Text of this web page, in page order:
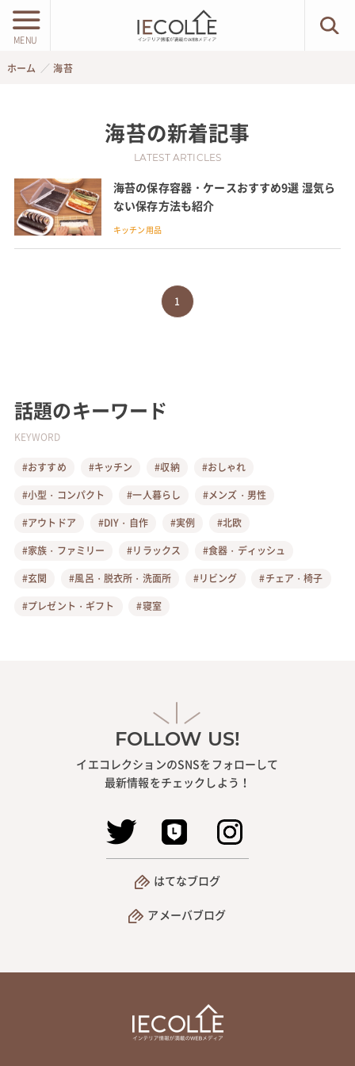
MENU
ホーム 海苔
海苔の新着記事
LATEST ARTICLES
海苔の保存容器・ケースおすすめ9選 湿気ら
ない保存方法も紹介
キッチン用品
1
話題のキーワード
KEYWORD
#おすすめ #キッチン #収納
#おしゃれ
#小型・コンパクト
#一人暮らし
#メンズ・男性
#アウトドア
#DIY・自作 #実例
#北欧
#家族・ファミリー
#リラックス
#食器・ディッシュ
#玄関
#風呂・脱衣所・洗面所 #リビング
#チェア・椅子
#プレゼント・ギフト
#寝室
FOLLOW US!
イエコレクションのSNSをフォローして
最新情報をチェックしよう！
はてなブログ
アメーバブログ